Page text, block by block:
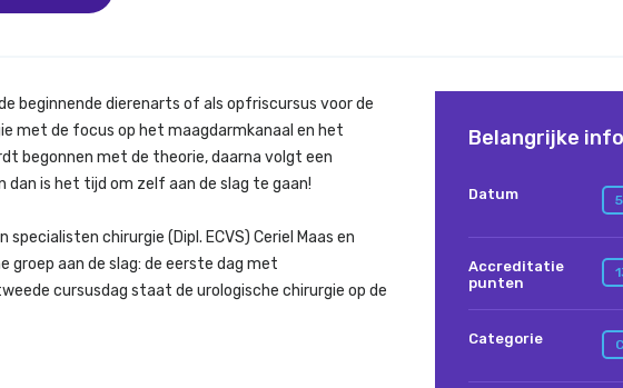
beginnende dierenarts of als opfriscursus voor de
met de focus op het maagdarmkanaal en het
begonnen met de theorie, daarna volgt een
is het tijd om zelf aan de slag te gaan!
chirurgie (Dipl. ECVS) Ceriel Maas en
groep aan de slag: de eerste dag met
cursusdag staat de urologische chirurgie op de
Belangrijke
Datum
Accreditatie
punten
Categorie